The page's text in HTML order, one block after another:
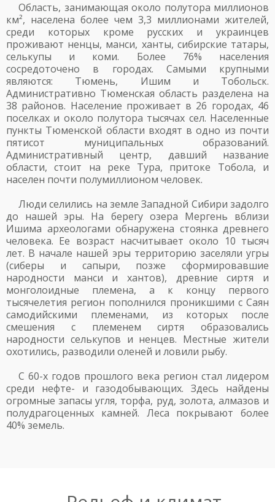
Область, занимающая около полутора миллионов
км², населена более чем 3,3 миллионами жителей,
среди которых кроме русских и украинцев
проживают ненцы, манси, ханты, сибирские татары,
селькупы и коми. Более 76% населения
сосредоточено в городах. Самыми крупными
являются: Тюмень, Ишим и Тобольск.
Административно Тюменская область разделена на
38 районов. Население проживает в 26 городах, 46
поселках и около полутора тысячах сел. Населенные
пункты Тюменской области входят в одно из почти
пятисот муниципальных образований.
Административный центр, давший название
области, стоит на реке Тура, притоке Тобола, и
населен почти полумиллионом человек.
Люди селились на земле Западной Сибири задолго
до нашей эры. На берегу озера Мергень вблизи
Ишима археологами обнаружена стоянка древнего
человека. Ее возраст насчитывает около 10 тысяч
лет. В начале нашей эры территорию заселяли угры
(сиберы и сапыри, позже сформировавшие
народности манси и хантов), древние сиртя и
монголоидные племена, а к концу первого
тысячелетия регион пополнился проникшими с Саян
самодийскими племенами, из которых после
смешения с племенем сиртя образовались
народности селькупов и ненцев. Местные жители
охотились, разводили оленей и ловили рыбу.
С 60-х годов прошлого века регион стал лидером
среди нефте- и газодобывающих. Здесь найдены
огромные запасы угля, торфа, руд, золота, алмазов и
полудрагоценных камней. Леса покрывают более
40% земель.